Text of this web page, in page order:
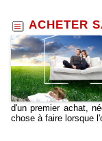
ACHETER
d'un premier achat,
chose à faire lorsque